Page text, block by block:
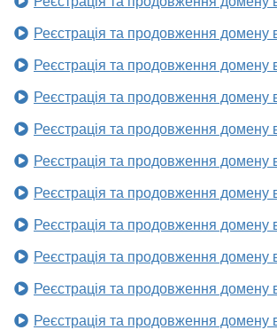
Реєстрація та продовження домену
Реєстрація та продовження домену
Реєстрація та продовження домену
Реєстрація та продовження домену
Реєстрація та продовження домену
Реєстрація та продовження домену
Реєстрація та продовження домену
Реєстрація та продовження домену
Реєстрація та продовження домену
Реєстрація та продовження домену